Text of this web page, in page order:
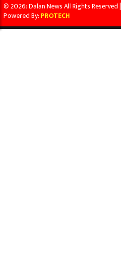
© 2026: Dalan News All Rights Reserved |
Powered By: PROTECH